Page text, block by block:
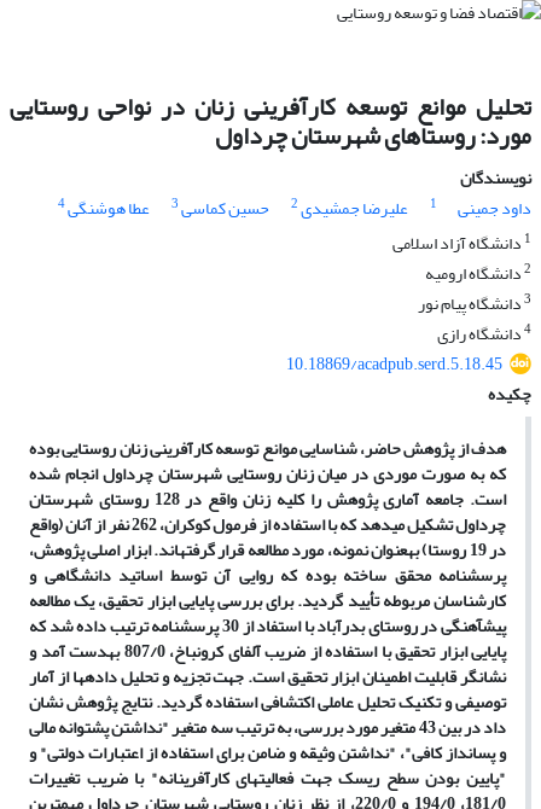
تحلیل موانع توسعه کارآفرینی زنان در نواحی روستایی
مورد: روستاهای شهرستان چرداول
نویسندگان
داود جمینی
1 علیرضا جمشیدی2 حسین کماسی3 عطا هوشنگی4
1 دانشگاه آزاد اسلامی
2دانشگاه ارومیه
3دانشگاه پیام نور
4دانشگاه رازی
10.18869/acadpub.serd.5.18.45
چکیده
هدف از پژوهش حاضر، شناسایی موانع توسعه کارآفرینی زنان روستایی بوده
که به صورت موردی در میان زنان روستایی شهرستان چرداول انجام شده
است. جامعه آماری پژوهش را کلیه زنان واقع در 128 روستای شهرستان
چرداول تشکیل می­دهد که با استفاده از فرمول کوکران، 262 نفر از آنان (واقع
در 19 روستا) به­عنوان نمونه، مورد مطالعه قرار گرفته­اند. ابزار اصلی پژوهش،
پرسشنامه محقق ساخته بوده که روایی آن توسط اساتید دانشگاهی و
کارشناسان مربوطه تأیید گردید. برای بررسی پایایی ابزار تحقیق، یک مطالعه
پیش­آهنگی در روستای بدرآباد با استفاد از 30 پرسشنامه ترتیب داده شد که
پایایی ابزار تحقیق با استفاده از ضریب آلفای کرونباخ، 807/0 به­دست آمد و
نشانگر قابلیت اطمینان ابزار تحقیق است. جهت تجزیه و تحلیل داده­ها از آمار
توصیفی و تکنیک تحلیل عاملی اکتشافی استفاده گردید. نتایج پژوهش نشان
داد در بین 43 متغیر مورد بررسی، به ترتیب سه متغیر "نداشتن پشتوانه مالی
و پس­انداز کافی"،"نداشتن وثیقه و ضامن برای استفاده از اعتبارات دولتی"و
"پایین بودن سطح ریسک جهت فعالیت­های کارآفرینانه" با ضریب تغییرات